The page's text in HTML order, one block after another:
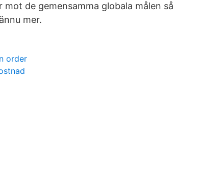
de gemensamma globala målen så
mer.
order